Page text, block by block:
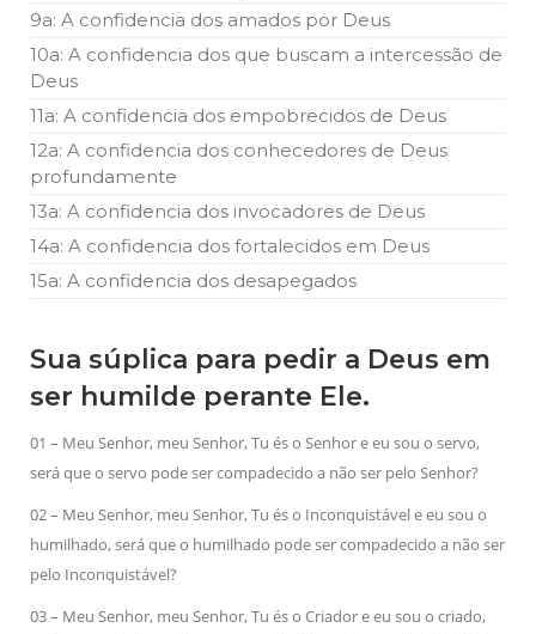
9a: A confidencia dos amados por Deus
10a: A confidencia dos que buscam a intercessão de
Deus
11a: A confidencia dos empobrecidos de Deus
12a: A confidencia dos conhecedores de Deus
profundamente
13a: A confidencia dos invocadores de Deus
14a: A confidencia dos fortalecidos em Deus
15a: A confidencia dos desapegados
Sua súplica para pedir a Deus em
ser humilde perante Ele.
01 – Meu Senhor, meu Senhor, Tu és o Senhor e eu sou o servo,
será que o servo pode ser compadecido a não ser pelo Senhor?
02 – Meu Senhor, meu Senhor, Tu és o Inconquistável e eu sou o
humilhado, será que o humilhado pode ser compadecido a não ser
pelo Inconquistável?
03 – Meu Senhor, meu Senhor, Tu és o Criador e eu sou o criado,